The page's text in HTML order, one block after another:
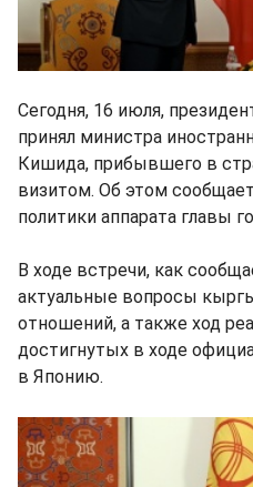
Сегодня, 16 июля,
принял министра
Кишида, прибывшего в
визитом. Об этом
политики аппарата главы
В ходе встречи, как
актуальные вопросы
отношений, а также ход
достигнутых в ходе
в Японию.